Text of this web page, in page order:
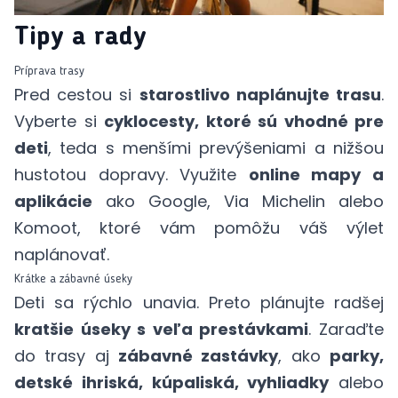
Tipy a rady
Príprava trasy
Pred cestou si starostlivo naplánujte trasu.
Vyberte si cyklocesty, ktoré sú vhodné pre
deti, teda s menšími prevýšeniami a nižšou
hustotou dopravy. Využite online mapy a
aplikácie ako Google, Via Michelin alebo
Komoot, ktoré vám pomôžu váš výlet
naplánovať.
Krátke a zábavné úseky
Deti sa rýchlo unavia. Preto plánujte radšej
kratšie úseky s veľa prestávkami. Zaraďte
do trasy aj zábavné zastávky, ako parky,
detské ihriská, kúpaliská, vyhliadkyalebo